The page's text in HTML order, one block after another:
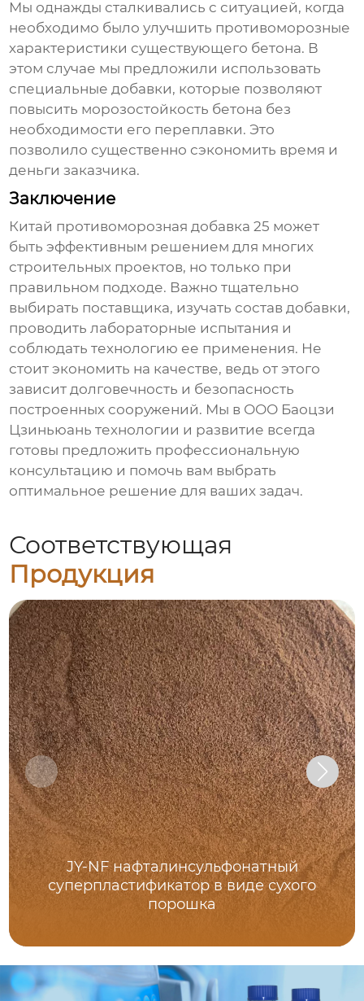
Мы однажды сталкивались с ситуацией, когда
необходимо было улучшить противоморозные
характеристики существующего бетона. В
этом случае мы предложили использовать
специальные добавки, которые позволяют
повысить морозостойкость бетона без
необходимости его переплавки. Это
позволило существенно сэкономить время и
деньги заказчика.
Заключение
Китай противоморозная добавка 25 может
быть эффективным решением для многих
строительных проектов, но только при
правильном подходе. Важно тщательно
выбирать поставщика, изучать состав добавки,
проводить лабораторные испытания и
соблюдать технологию ее применения. Не
стоит экономить на качестве, ведь от этого
зависит долговечность и безопасность
построенных сооружений. Мы в ООО Баоцзи
Цзиньюань технологии и развитие всегда
готовы предложить профессиональную
консультацию и помочь вам выбрать
оптимальное решение для ваших задач.
Соответствующая
Продукция
JY-NF нафталинсульфонатный
суперпластификатор в виде сухого
порошка